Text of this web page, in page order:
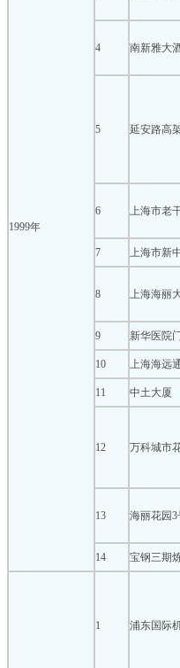
1999年
4 南新雅大
5 延安路高
6 上海市老
7 上海市新
8 上海海丽
9 新华医院
10 上海海远
11 中土大厦
12 万科城市
13 海丽花园3
14 宝钢三期
1 浦东国际